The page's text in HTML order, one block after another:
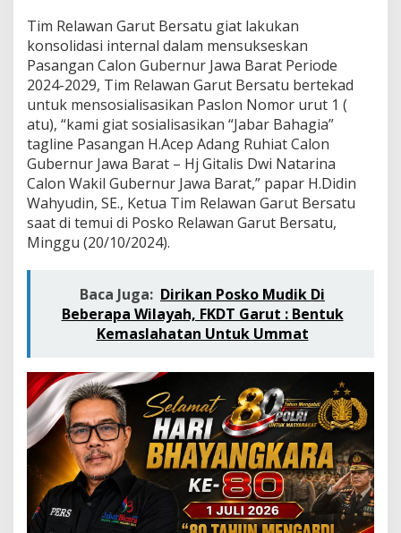
s
D
w
i
N
a
t
a
r
i
n
a
R
e
w
a
n
G
r
u
t
B
e
r
s
a
Tim Relawan Garut Bersatu giat lakukan
konsolidasi internal dalam mensukseskan
Pasangan Calon Gubernur Jawa Barat Periode
2024-2029, Tim Relawan Garut Bersatu bertekad
untuk mensosialisasikan Paslon Nomor urut 1 (
atu), “kami giat sosialisasikan “Jabar Bahagia”
tagline Pasangan H.Acep Adang Ruhiat Calon
Gubernur Jawa Barat – Hj Gitalis Dwi Natarina
Calon Wakil Gubernur Jawa Barat,” papar H.Didin
Wahyudin, SE., Ketua Tim Relawan Garut Bersatu
saat di temui di Posko Relawan Garut Bersatu,
Minggu (20/10/2024).
Baca Juga: Dirikan Posko Mudik Di
Beberapa Wilayah, FKDT Garut : Bentuk
Kemaslahatan Untuk Ummat